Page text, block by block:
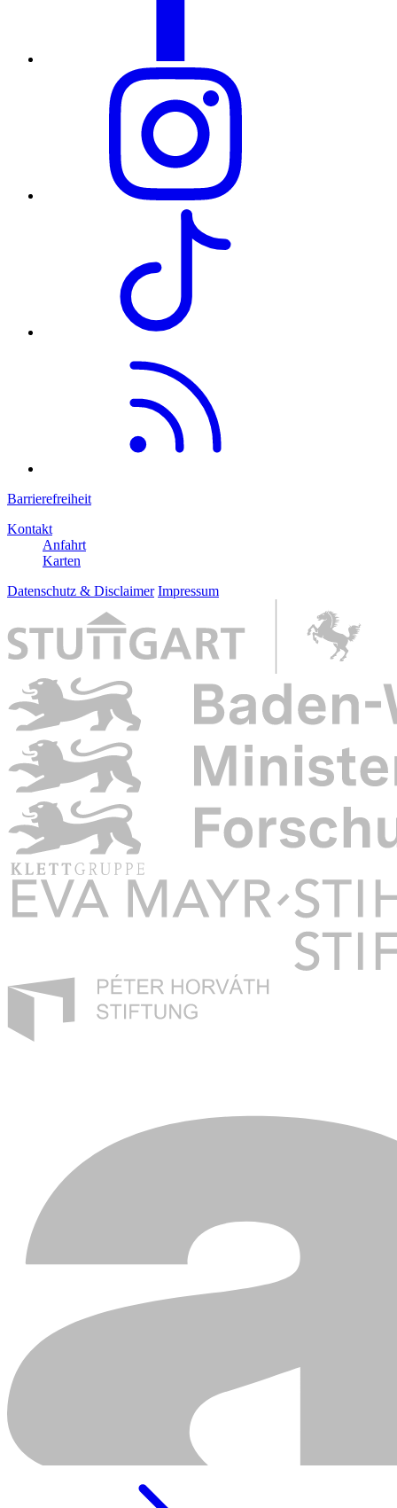
Barrierefreiheit
Kontakt
Anfahrt
Karten
Datenschutz & Disclaimer Impressum